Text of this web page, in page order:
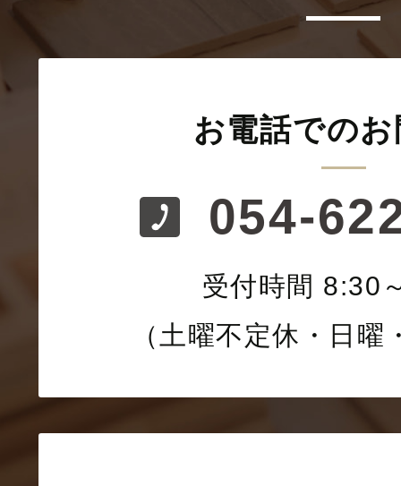
お電話での
054-
受付時間 8:30
（土曜不定休・日曜